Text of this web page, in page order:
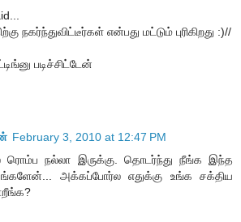
நகர்ந்துவிட்டீர்கள் என்பது மட்டும் புரிகிறது :)//
படிச்சிட்டேன்
February 3, 2010 at 12:47 PM
ரொம்ப நல்லா இருக்கு. தொடர்ந்து நீங்க இந்த
அக்கப்போர்ல எதுக்கு உங்க சக்திய